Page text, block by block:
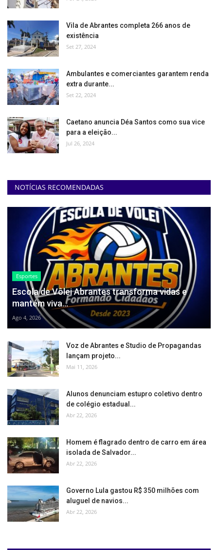
Vila de Abrantes completa 266 anos de
existência
Set 27, 2024
Ambulantes e comerciantes garantem renda
extra durante...
Set 22, 2024
Caetano anuncia Déa Santos como sua vice
para a eleição...
Jul 26, 2024
NOTÍCIAS RECOMENDADAS
Esportes
Escola de Vôlei Abrantes transforma vidas e
mantém viva...
Ago 4, 2026
Voz de Abrantes e Studio de Propagandas
lançam projeto...
Mai 11, 2026
Alunos denunciam estupro coletivo dentro
de colégio estadual...
Abr 22, 2026
Homem é flagrado dentro de carro em área
isolada de Salvador...
Abr 22, 2026
Governo Lula gastou R$ 350 milhões com
aluguel de navios...
Abr 22, 2026